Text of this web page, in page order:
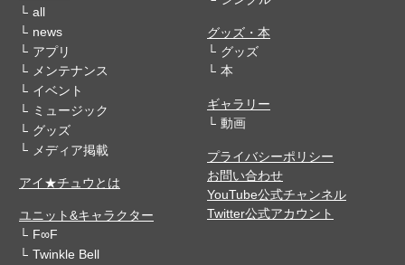
all
news
アプリ
メンテナンス
イベント
ミュージック
グッズ
メディア掲載
アイ★チュウとは
ユニット&キャラクター
F∞F
Twinkle Bell
グッズ・本
グッズ
本
ギャラリー
動画
プライバシーポリシー
お問い合わせ
YouTube公式チャンネル
Twitter公式アカウント